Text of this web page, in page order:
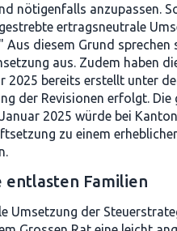
nötigenfalls anzupassen.
ertragsneutrale
Aus diesem Grund
aus. Zudem haben
2025 bereits erstellt unter
der Revisionen erfolgt.
2025 würde bei
zu einem
entlasten Familien
Umsetzung der